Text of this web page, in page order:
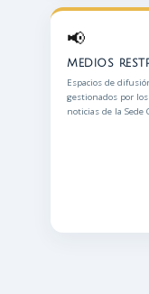
📢
MEDIOS
Espacios de
gestionados por
noticias de la Sede